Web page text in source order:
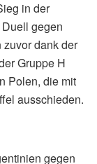
in der
gegen
dank der
Gruppe H
Polen, die mit
ausschieden.
gegen